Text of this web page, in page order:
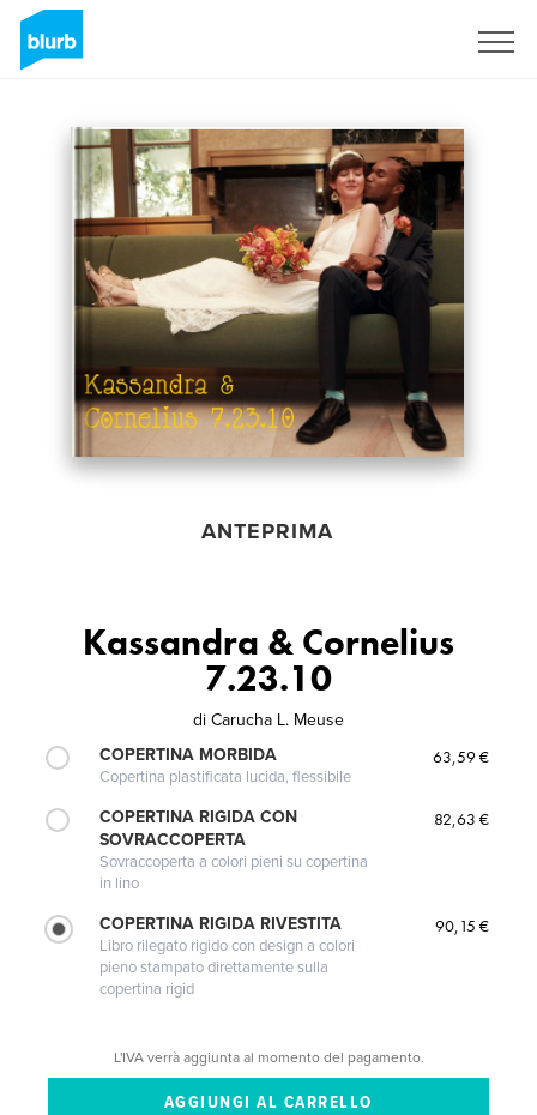
ANTEPRIMA
Kassandra & Cornelius
7.23.10
di Carucha L. Meuse
COPERTINA MORBIDA
Copertina plastificata lucida, flessibile
63,59 €
COPERTINA RIGIDA CON
SOVRACCOPERTA
Sovraccoperta a colori pieni su copertina
in lino
82,63 €
COPERTINA RIGIDA RIVESTITA
Libro rilegato rigido con design a colori
pieno stampato direttamente sulla
copertina rigid
90,15 €
L'IVA verrà aggiunta al momento del pagamento.